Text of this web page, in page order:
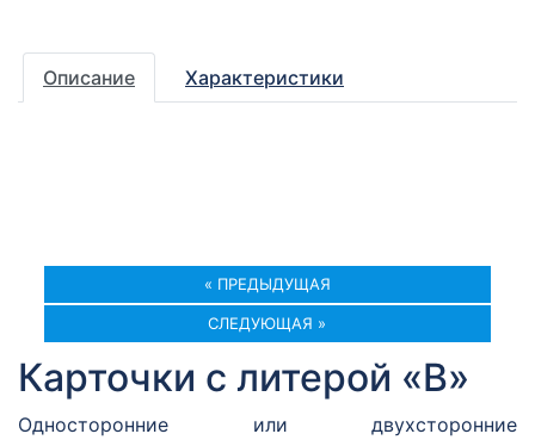
Описание Характеристики
« ПРЕДЫДУЩАЯ
СЛЕДУЮЩАЯ »
Карточки с литерой «В»
Односторонние или двухсторонние